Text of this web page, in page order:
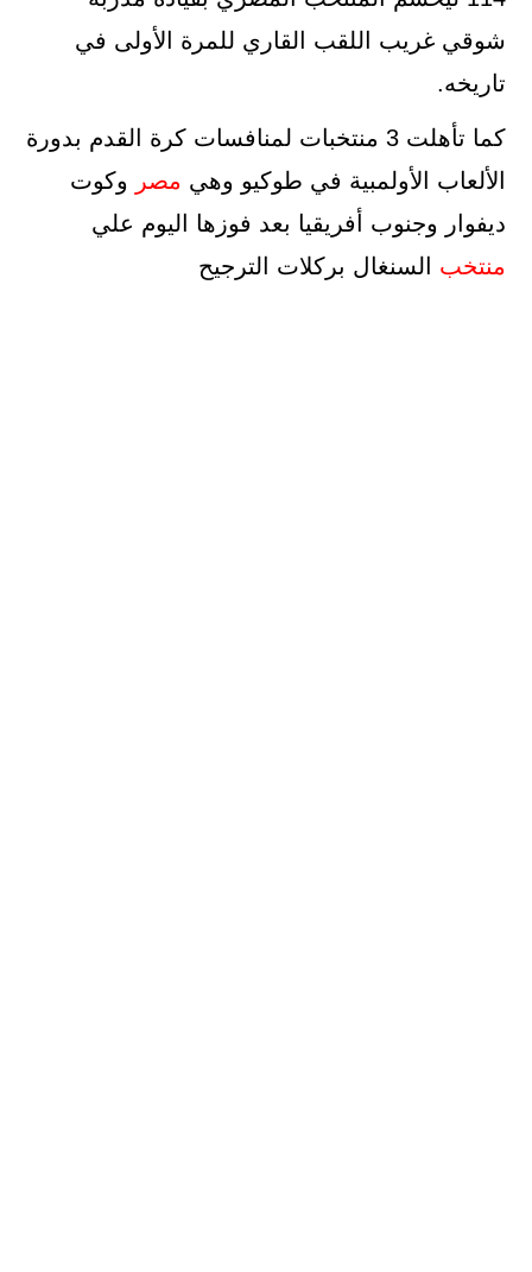
شوقي غريب اللقب القاري للمرة الأولى في
تاريخه.
كما تأهلت 3 منتخبات لمنافسات كرة القدم بدورة
الألعاب الأولمبية في طوكيو وهي مصر وكوت
ديفوار وجنوب أفريقيا بعد فوزها اليوم علي
منتخب السنغال بركلات الترجيح